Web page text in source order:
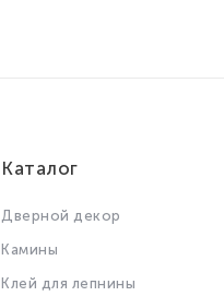
Каталог
Дверной декор
Камины
Клей для лепнины